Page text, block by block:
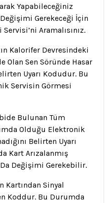
Yapabileceğiniz
Gerekeceği İçin
Aramalısınız.
Kalorifer Devresindeki
Olan Sen Söründe Hasar
Uyarı Kodudur. Bu
Servisin Görmesi
Bulunan Tüm
Olduğu Elektronik
Belirten Uyarı
Kart Arızalanmış
Değişimi Gerekebilir.
Kartından Sinyal
Koddur. Bu Durumda